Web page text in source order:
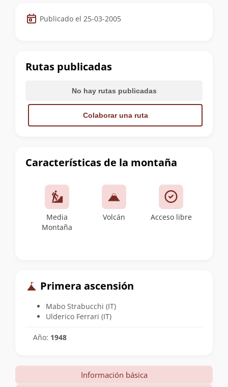
Datos
de
cumbre
Publicado el 25-03-2005
Características de la montaña
Media
Montaña
Volcán Acceso libre
Primera ascensión
Mabo Strabucchi (IT)
Ulderico Ferrari (IT)
Año: 1948
Rutas publicadas
No hay rutas publicadas
Colaborar una ruta
Información básica